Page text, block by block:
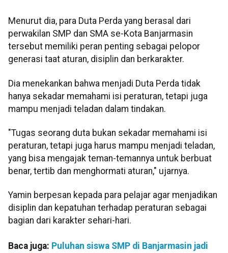
Menurut dia, para Duta Perda yang berasal dari
perwakilan SMP dan SMA se-Kota Banjarmasin
tersebut memiliki peran penting sebagai pelopor
generasi taat aturan, disiplin dan berkarakter.
Dia menekankan bahwa menjadi Duta Perda tidak
hanya sekadar memahami isi peraturan, tetapi juga
mampu menjadi teladan dalam tindakan.
"Tugas seorang duta bukan sekadar memahami isi
peraturan, tetapi juga harus mampu menjadi teladan,
yang bisa mengajak teman-temannya untuk berbuat
benar, tertib dan menghormati aturan," ujarnya.
Yamin berpesan kepada para pelajar agar menjadikan
disiplin dan kepatuhan terhadap peraturan sebagai
bagian dari karakter sehari-hari.
Baca juga: Puluhan siswa SMP di Banjarmasin jadi